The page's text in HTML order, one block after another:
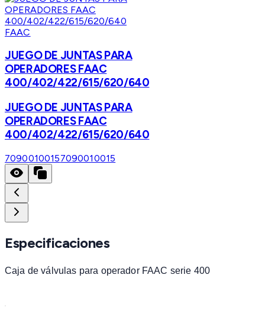
FAAC
JUEGO DE JUNTAS PARA
OPERADORES FAAC
400/402/422/615/620/640
JUEGO DE JUNTAS PARA
OPERADORES FAAC
400/402/422/615/620/640
70900100157090010015
Especificaciones
Caja de válvulas para operador FAAC serie 400